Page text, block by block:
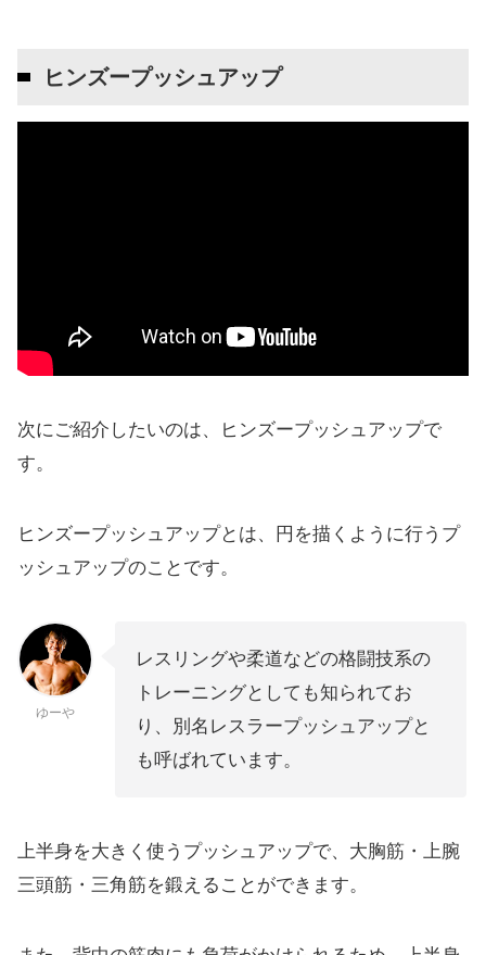
ヒンズープッシュアップ
次にご紹介したいのは、ヒンズープッシュアップで
す。
ヒンズープッシュアップとは、円を描くように行うプ
ッシュアップのことです。
ゆーや
レスリングや柔道などの格闘技系の
トレーニングとしても知られてお
り、別名レスラープッシュアップと
も呼ばれています。
上半身を大きく使うプッシュアップで、大胸筋・上腕
三頭筋・三角筋を鍛えることができます。